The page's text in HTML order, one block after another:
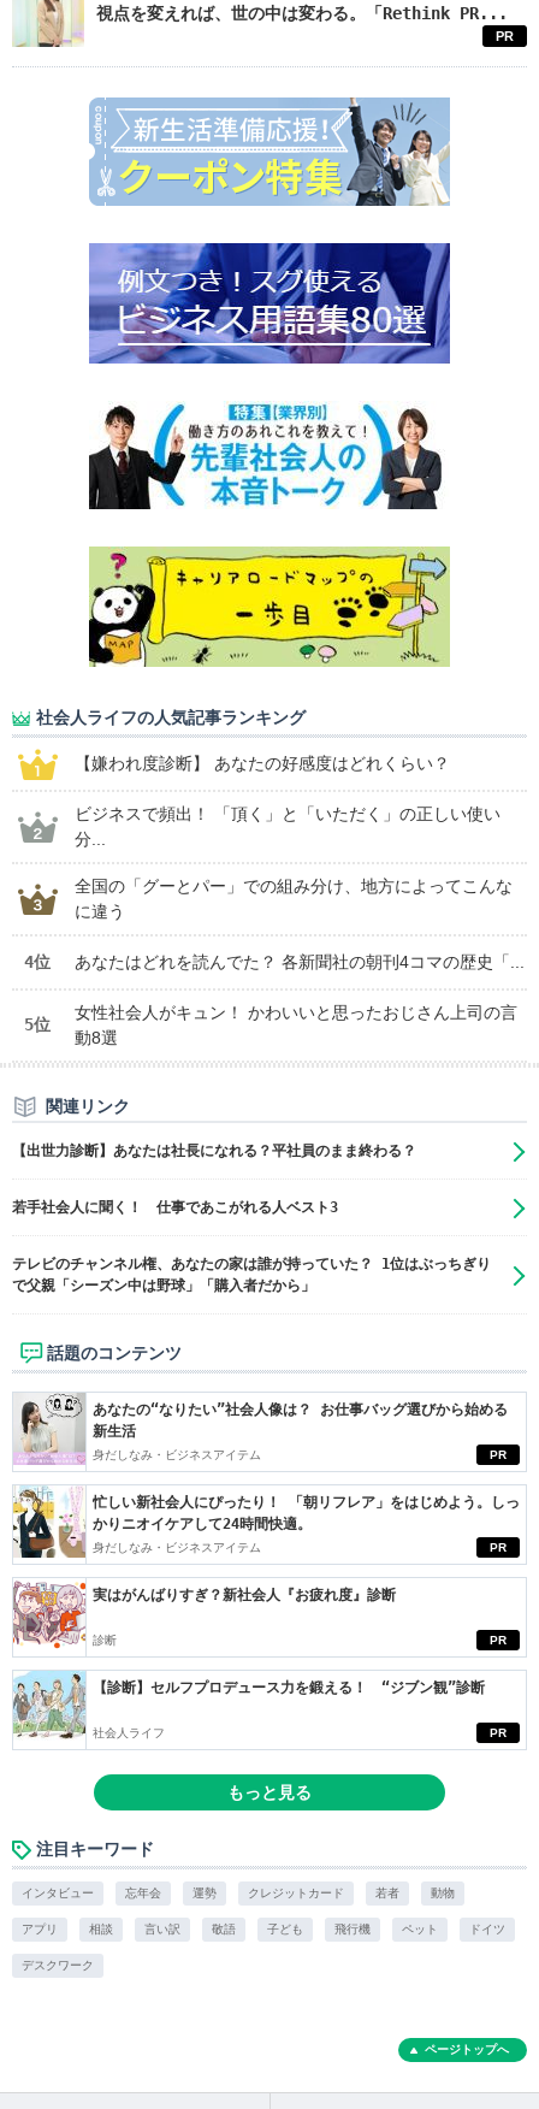
視点を変えれば、世の中は変わる。「Rethink PR...
PR
社会人ライフの人気記事ランキング
【嫌われ度診断】 あなたの好感度はどれくらい？
ビジネスで頻出！ 「頂く」と「いただく」の正しい使い
分...
全国の「グーとパー」での組み分け、地方によってこんな
に違う
4位 あなたはどれを読んでた？ 各新聞社の朝刊4コマの歴史「...
5位
女性社会人がキュン！ かわいいと思ったおじさん上司の言
動8選
関連リンク
【出世力診断】あなたは社長になれる？平社員のまま終わる？
若手社会人に聞く！ 仕事であこがれる人ベスト3
テレビのチャンネル権、あなたの家は誰が持っていた？ 1位はぶっちぎり
で父親「シーズン中は野球」「購入者だから」
話題のコンテンツ
PR
あなたの“なりたい”社会人像は？ お仕事バッグ選びから始める
新生活
身だしなみ・ビジネスアイテム
PR
忙しい新社会人にぴったり！ 「朝リフレア」をはじめよう。しっ
かりニオイケアして24時間快適。
身だしなみ・ビジネスアイテム
PR
実はがんばりすぎ？新社会人『お疲れ度』診断
診断
PR
【診断】セルフプロデュース力を鍛える！ “ジブン観”診断
社会人ライフ
もっと見る
注目キーワード
インタビュー 忘年会 運勢 クレジットカード 若者 動物
アプリ 相談 言い訳 敬語 子ども 飛行機 ペット ドイツ
デスクワーク
ページトップへ